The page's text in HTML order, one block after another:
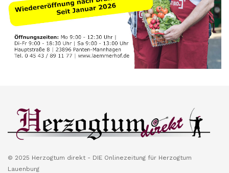
© 2025 Herzogtum direkt - DIE Onlinezeitung für Herzogtum
Lauenburg